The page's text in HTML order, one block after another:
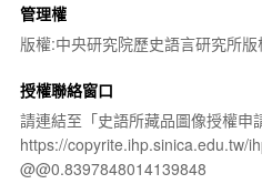
管理權
版權:中央研究院歷史語言研究所版
授權聯絡窗口
請連結至「史語所藏品圖像授權申
https://copyrite.ihp.sinica.edu.tw/
@@0.8397848014139848